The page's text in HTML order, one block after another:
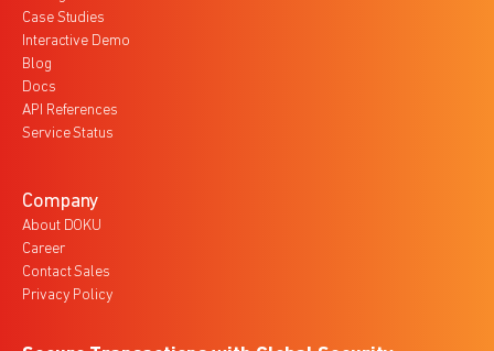
Case Studies
Interactive Demo
Blog
Docs
API References
Service Status
Company
About DOKU
Career
Contact Sales
Privacy Policy